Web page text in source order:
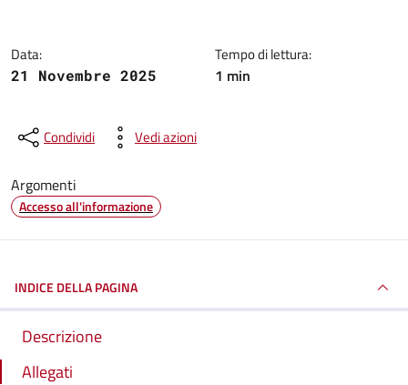
Data:
21 Novembre 2025
Tempo di lettura:
1 min
Condividi Vedi azioni
Argomenti
Accesso all'informazione
INDICE DELLA PAGINA
Descrizione
Allegati